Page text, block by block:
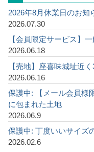
2026年8月休業日のお知
2026.07.30
【会員限定サービス】
2026.06.18
【売地】座喜味城址近
2026.06.16
保護中: 【メール会員様
に包まれた土地
2026.06.9
保護中: 丁度いいサイズ
2026.02.6